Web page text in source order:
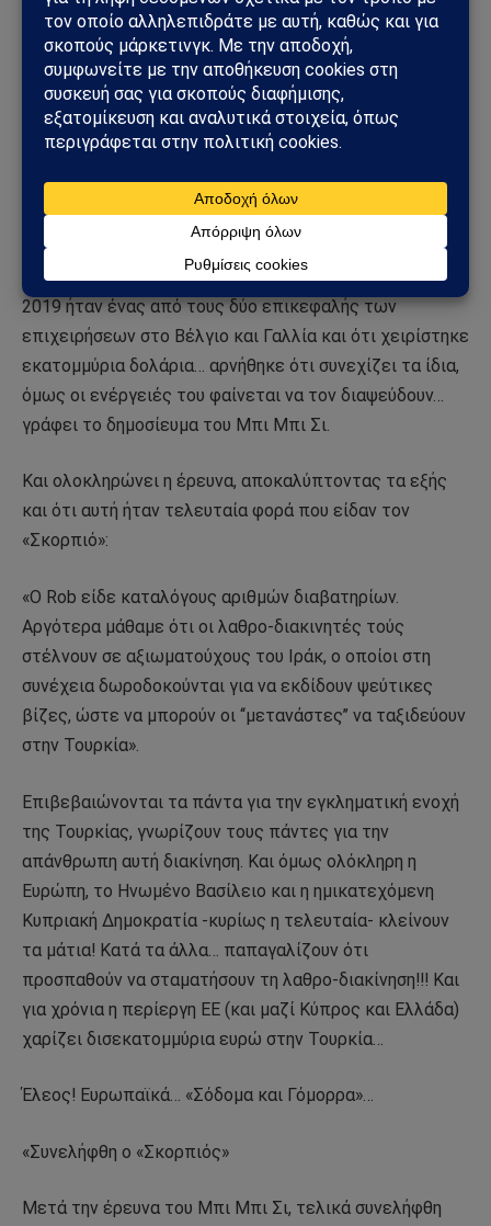
Τελικά κατάφεραν να συναντήσουν τον «Σκορπιό» σε
ένα καφέ στο Ιράκ και η συνάντηση βιντεογραφήθηκε
κρυφά από τον οδηγό τους. Ήταν πολύ ωραία ντυμένος
και άλλα τρία πρόσωπα, οι φρουροί, παρακάθισαν λίγο
παραπέρα… Γι’ ακόμα μια φορά αρνήθηκε για όσα
κατηγορείται… κάλεσε τον Rob να επισκεφθεί το
γραφείο του στην κουρδική πόλη, όπου γίνεται η
συναλλαγή λεφτών… και τους είπε «κανένας δεν τους
αναγκάζει… ικετεύουν τους διακινητές…».
Παραδέχθηκε, τελικά, όπως φαίνεται, ότι μεταξύ 2016-
2019 ήταν ένας από τους δύο επικεφαλής των
επιχειρήσεων στο Βέλγιο και Γαλλία και ότι χειρίστηκε
εκατομμύρια δολάρια… αρνήθηκε ότι συνεχίζει τα ίδια,
όμως οι ενέργειές του φαίνεται να τον διαψεύδουν…
γράφει το δημοσίευμα του Μπι Μπι Σι.
Και ολοκληρώνει η έρευνα, αποκαλύπτοντας τα εξής
και ότι αυτή ήταν τελευταία φορά που είδαν τον
«Σκορπιό»:
«Ο Rob είδε καταλόγους αριθμών διαβατηρίων.
Αργότερα μάθαμε ότι οι λαθρο-διακινητές τούς
στέλνουν σε αξιωματούχους του Ιράκ, ο οποίοι στη
συνέχεια δωροδοκούνται για να εκδίδουν ψεύτικες
βίζες, ώστε να μπορούν οι ‘‘μετανάστες’’ να ταξιδεύουν
στην Τουρκία».
Επιβεβαιώνονται τα πάντα για την εγκληματική ενοχή
της Τουρκίας, γνωρίζουν τους πάντες για την
απάνθρωπη αυτή διακίνηση. Και όμως ολόκληρη η
Ευρώπη, το Ηνωμένο Βασίλειο και η ημικατεχόμενη
Κυπριακή Δημοκρατία -κυρίως η τελευταία- κλείνουν
τα μάτια! Κατά τα άλλα… παπαγαλίζουν ότι
προσπαθούν να σταματήσουν τη λαθρο-διακίνηση!!! Και
για χρόνια η περίεργη ΕΕ (και μαζί Κύπρος και Ελλάδα)
χαρίζει δισεκατομμύρια ευρώ στην Τουρκία…
Έλεος! Ευρωπαϊκά… «Σόδομα και Γόμορρα»…
«Συνελήφθη ο «Σκορπιός»
Μετά την έρευνα του Μπι Μπι Σι, τελικά συνελήφθη